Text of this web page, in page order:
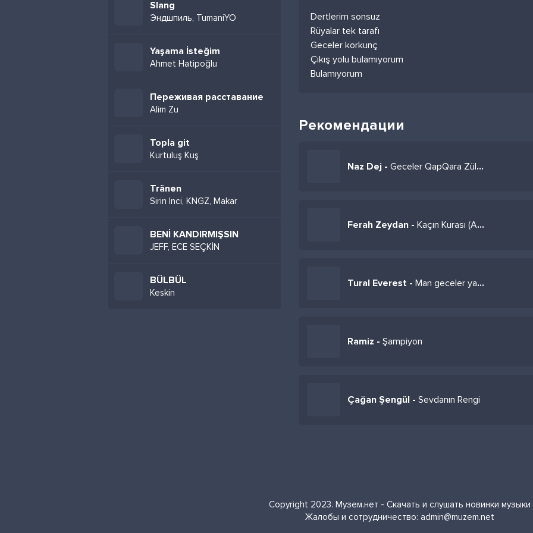
Slang
Эндшпиль, TumaniYO
Yaşama İsteğim
Ahmet Hatipoğlu
Переживая расставание
Alim Zu
Topla git
Kurtuluş Kuş
Tränen
Sirin Inci, KNGZ, Makar
BENİ KANDIRMIŞSIN
JEFF, ECE SEÇKİN
BÜLBÜL
Keskin
Dertlerim sonsuz
Rüyalar tek tarafı
Geceler korkunç
Çıkış yolu bulamıyorum
Bulamıyorum
Рекомендации
Naz Dej - Geceler QapQara Zülmet
Ferah Zeydan - Kaçın Kurası (Akustik)
Tural Everest - Man geceler yata bilmirem
Ramiz - Şampiyon
Çağan Şengül - Sevdanın Rengi
Copyright 2023. Музем.нет - Скачать и слушать новинки музыки
Жалобы и сотрудничество: admin@muzem.net